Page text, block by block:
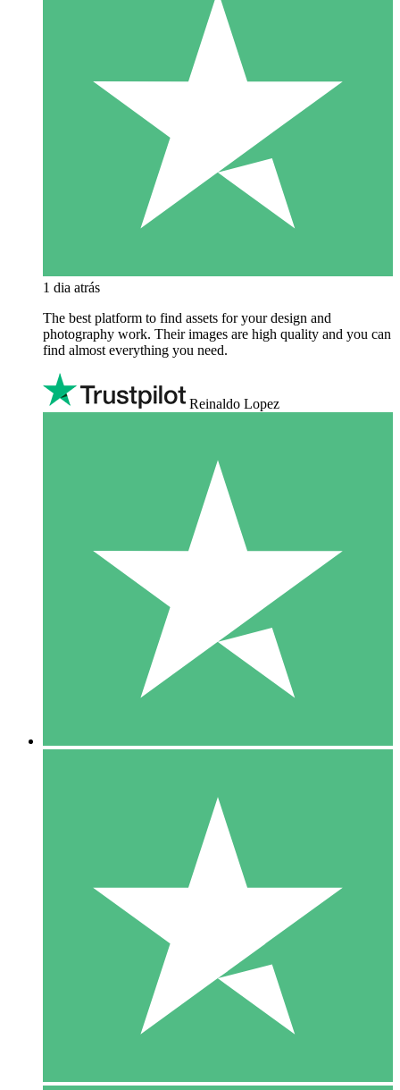
1 dia atrás
The best platform to find assets for your design and
photography work. Their images are high quality and you can
find almost everything you need.
Reinaldo Lopez